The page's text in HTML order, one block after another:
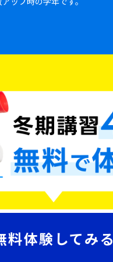
料体験してみる